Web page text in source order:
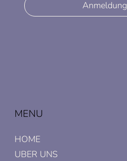
MENU
HOME
UBER UNS
Anmeldung